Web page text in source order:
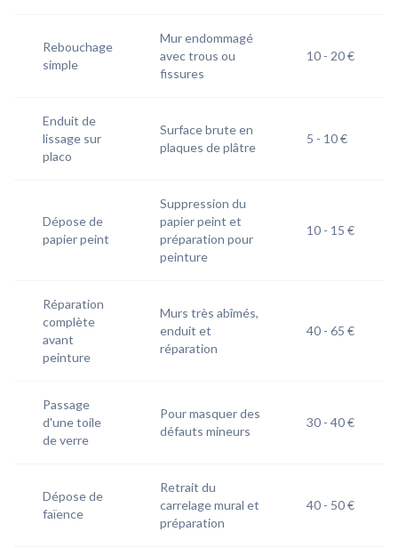
Rebouchage
simple
Mur endommagé
avec trous ou
fissures
10 - 20 €
Enduit de
lissage sur
placo
Surface brute en
plaques de plâtre
5 - 10 €
Dépose de
papier peint
Suppression du
papier peint et
préparation pour
peinture
10 - 15 €
Réparation
complète
avant
peinture
Murs très abîmés,
enduit et
réparation
40 - 65 €
Passage
d'une toile
de verre
Pour masquer des
défauts mineurs
30 - 40 €​
Dépose de
faïence
Retrait du
carrelage mural et
préparation
40 - 50 €